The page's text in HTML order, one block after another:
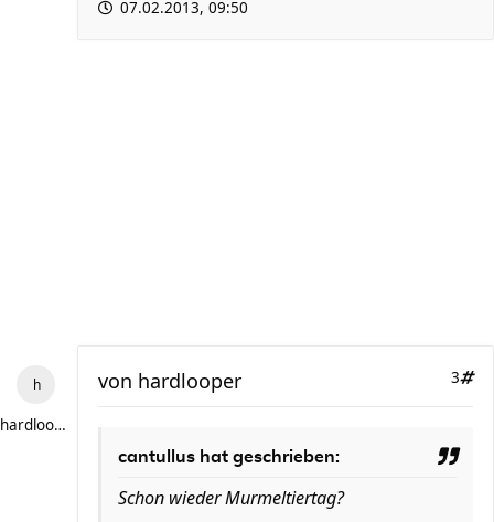
07.02.2013, 09:50
hardlooper
3
von hardlooper
cantullus hat geschrieben:
Schon wieder Murmeltiertag?